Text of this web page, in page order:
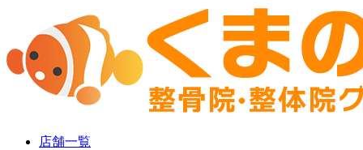
店舗一覧